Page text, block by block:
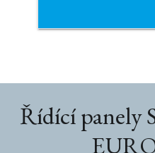
Řídící panely